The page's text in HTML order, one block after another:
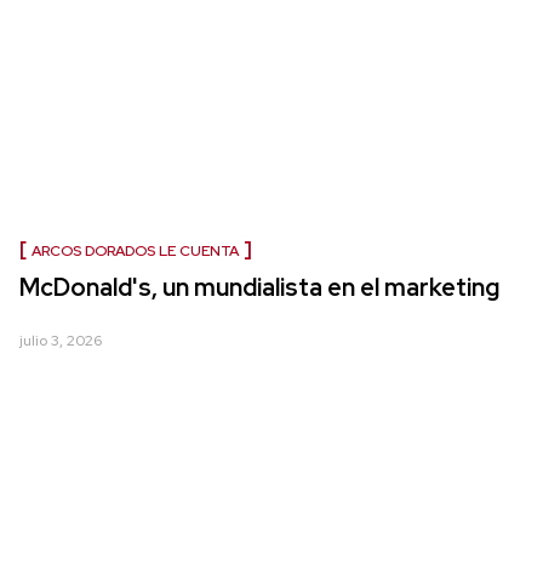
ARCOS DORADOS LE CUENTA
McDonald's, un mundialista en el marketing
julio 3, 2026